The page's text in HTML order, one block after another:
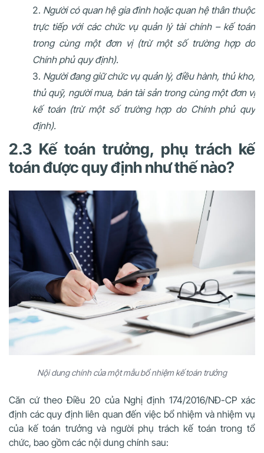
Người có quan hệ gia đình hoặc quan hệ thân thuộc
trực tiếp với các chức vụ quản lý tài chính – kế toán
trong cùng một đơn vị (trừ một số trường hợp do
Chính phủ quy định).
Người đang giữ chức vụ quản lý, điều hành, thủ kho,
thủ quỹ, người mua, bán tài sản trong cùng một đơn vị
kế toán (trừ một số trường hợp do Chính phủ quy
định).
2.3 Kế toán trưởng, phụ trách kế
toán được quy định như thế nào?
Nội dung chính của một mẫu bổ nhiệm kế toán trưởng
Căn cứ theo Điều 20 của Nghị định 174/2016/NĐ-CPxác
định các quy định liên quan đến việc bổ nhiệm và nhiệm vụ
của kế toán trưởng và người phụ trách kế toán trong tổ
chức, bao gồm các nội dung chính sau: